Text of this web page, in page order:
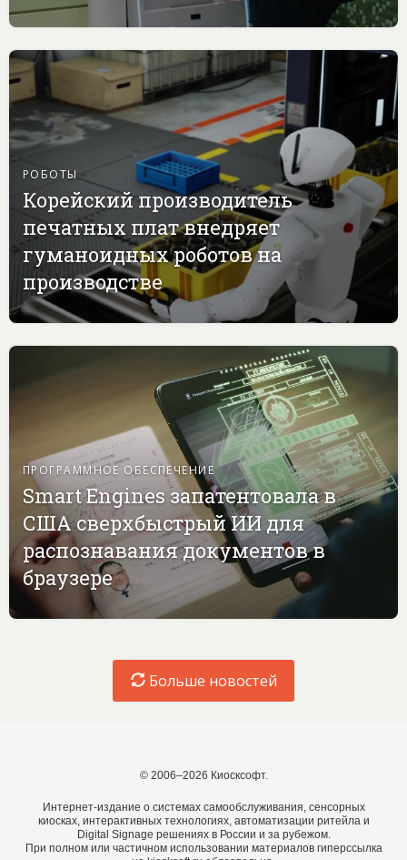
РОБОТЫ
Корейский производитель
печатных плат внедряет
гуманоидных роботов на
производстве
ПРОГРАММНОЕ ОБЕСПЕЧЕНИЕ
Smart Engines запатентовала в
США сверхбыстрый ИИ для
распознавания документов в
браузере
Больше новостей
© 2006–2026 Киосксофт.
Интернет-издание о системах самообслуживания, сенсорных
киосках, интерактивных технологиях, автоматизации ритейла и
Digital Signage решениях в России и за рубежом.
При полном или частичном использовании материалов гиперссылка